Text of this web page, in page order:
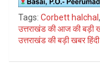
Tags: Corbett halchal ,
उत्तराखंड की आज की बड़ी
उत्तराखंड की बड़ी खबर